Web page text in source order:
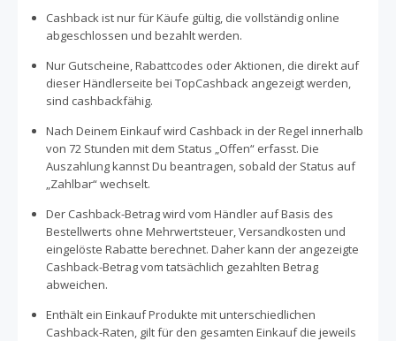
Cashback ist nur für Käufe gültig, die vollständig online
abgeschlossen und bezahlt werden.
Nur Gutscheine, Rabattcodes oder Aktionen, die direkt auf
dieser Händlerseite bei TopCashback angezeigt werden,
sind cashbackfähig.
Nach Deinem Einkauf wird Cashback in der Regel innerhalb
von 72 Stunden mit dem Status „Offen“ erfasst. Die
Auszahlung kannst Du beantragen, sobald der Status auf
„Zahlbar“ wechselt.
Der Cashback-Betrag wird vom Händler auf Basis des
Bestellwerts ohne Mehrwertsteuer, Versandkosten und
eingelöste Rabatte berechnet. Daher kann der angezeigte
Cashback-Betrag vom tatsächlich gezahlten Betrag
abweichen.
Enthält ein Einkauf Produkte mit unterschiedlichen
Cashback-Raten, gilt für den gesamten Einkauf die jeweils